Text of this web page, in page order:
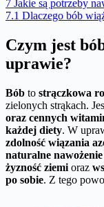
7 Jakie są potrzeby
7.1 Dlaczego bób
Czym jest
uprawie?
Bób to strączkowa
zielonych strąkach.
oraz cennych
każdej diety. W
zdolność wiązania
naturalne
żyzność ziemi oraz
po sobie. Z tego